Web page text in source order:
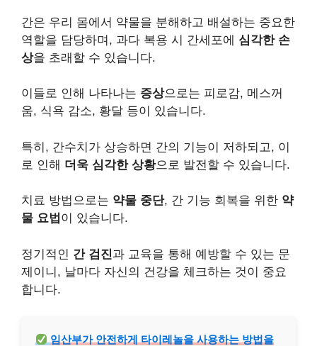
간은 우리 몸에서 약물을 분해하고 배설하는 중요한
역할을 담당하며, 과다 복용 시 간세포에 심각한 손
상을 초래할 수 있습니다.
이들로 인해 나타나는 증상으로는 피로감, 메스꺼
움, 식욕 감소, 황달 등이 있습니다.
특히, 간수치가 상승하면 간의 기능이 저하되고, 이
로 인해 더욱 심각한 상황으로 발전할 수 있습니다.
치료 방법으로는 약물 중단, 간 기능 회복을 위한 약
물 요법 이 있습니다.
정기적인 간 검진과 교육을 통해 예방할 수 있는 문
제이니, 날마다 자신의 건강을 체크하는 것이 중요
합니다.
임산부가 안전하게 타이레놀을 사용하는 방법을